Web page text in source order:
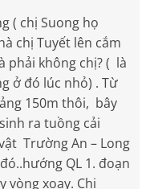
( chị Suong họ
chị Tuyết lên cắm
phải không chị? ( là
ở đó lúc nhỏ) . Từ
150m thôi, bây
ra tuồng cải
Trường An – Long
QL 1. đoạn
vòng xoay. Chị